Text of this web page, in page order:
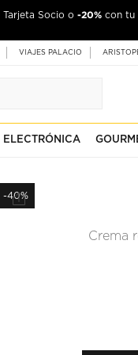
Tarjeta Socio o -20% con tu
VIAJES PALACIO
ELECTRÓNICA
-40%
Crema